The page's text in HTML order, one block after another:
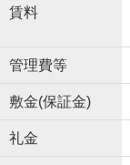
賃料
管理費等
敷金(保証金)
礼金